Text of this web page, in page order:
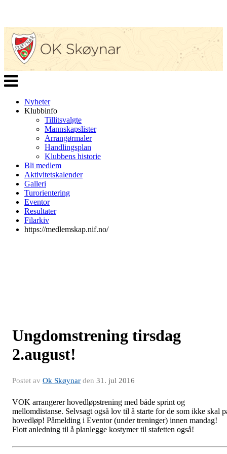
Veksle
navigasjon
Nyheter
Klubbinfo
Tillitsvalgte
Mannskapslister
Arrangørmaler
Handlingsplan
Klubbens historie
Bli medlem
Aktivitetskalender
Galleri
Turorientering
Eventor
Resultater
Filarkiv
https://medlemskap.nif.no/
Ungdomstrening tirsdag
2.august!
Postet av Ok Skøynar den 31. jul 2016
VOK arrangerer hovedløpstrening med både sprint og
mellomdistanse. Selvsagt også lov til å starte for de som ikke skal
hovedløp! Påmelding i Eventor (under treninger) innen mandag!
Flott anledning til å planlegge kostymer til stafetten også!